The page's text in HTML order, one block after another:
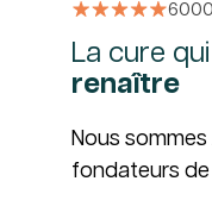
La cure
renaître
Nous
fondateurs de